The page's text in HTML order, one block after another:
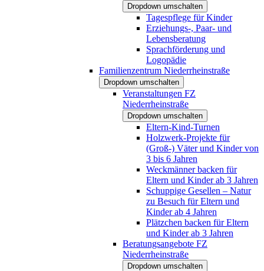
Dropdown umschalten
Tagespflege für Kinder
Erziehungs-, Paar- und
Lebensberatung
Sprachförderung und
Logopädie
Familienzentrum Niederrheinstraße
Dropdown umschalten
Veranstaltungen FZ
Niederrheinstraße
Dropdown umschalten
Eltern-Kind-Turnen
Holzwerk-Projekte für
(Groß-) Väter und Kinder von
3 bis 6 Jahren
Weckmänner backen für
Eltern und Kinder ab 3 Jahren
Schuppige Gesellen – Natur
zu Besuch für Eltern und
Kinder ab 4 Jahren
Plätzchen backen für Eltern
und Kinder ab 3 Jahren
Beratungsangebote FZ
Niederrheinstraße
Dropdown umschalten